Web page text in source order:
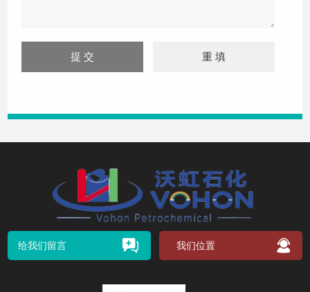
给我们留言 我们位置